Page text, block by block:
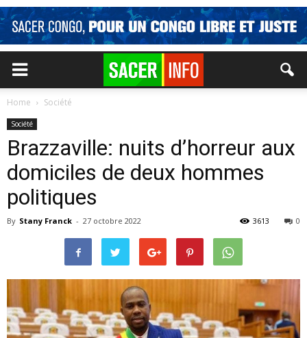
Home Société
Société
Brazzaville: nuits d’horreur aux
domiciles de deux hommes
politiques
By Stany Franck - 27 octobre 2022 0
3613